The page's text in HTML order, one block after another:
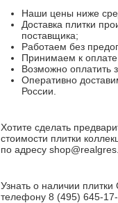
Наши цены ниже
Доставка плитки
поставщика;
Работаем без
Принимаем к
Возможно оплатить
Оперативно
России.
Хотите сделать
стоимости плитки
по адресу
Узнать о наличии
телефону 8 (495) 645-17-